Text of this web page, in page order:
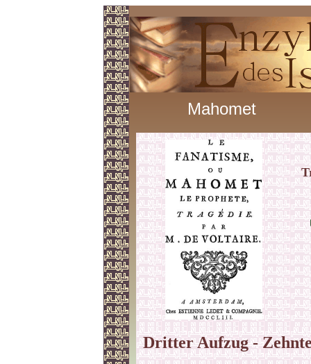
Mahomet
Dritter Aufzug -